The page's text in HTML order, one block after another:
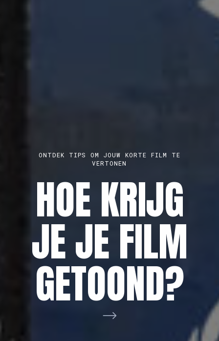
MELD JE
AAN VOOR
DE
ONTDEK TIPS OM JOUW KORTE FILM TE
VERTONEN
HOE KRIJG
JE JE FILM
GETOOND?
MAAK EEN GRATIS PROFIEL AAN
NETWERK
BRABANT